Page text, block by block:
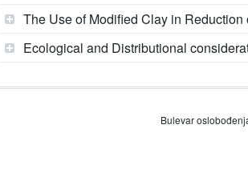
The Use of Modified Clay in
Ecological and Distributional
Bulevar